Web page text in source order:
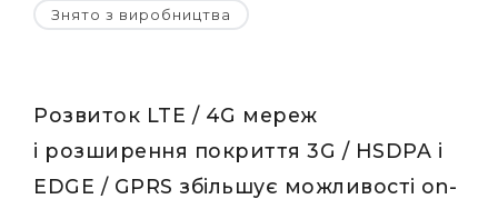
Знято з виробництва
Розвиток LTE / 4G мереж
і розширення покриття 3G / HSDPA і
EDGE / GPRS збільшує можливості on-